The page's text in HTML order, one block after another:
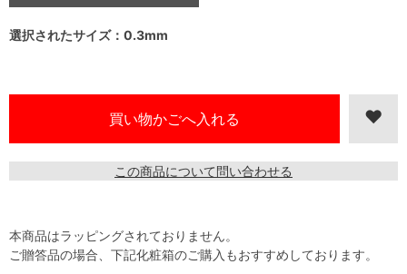
選択されたサイズ：0.3mm
この商品について問い合わせる
本商品はラッピングされておりません。
ご贈答品の場合、下記化粧箱のご購入もおすすめしております。